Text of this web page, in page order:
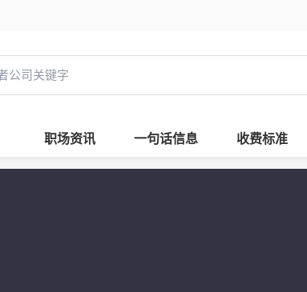
职场资讯 一句话信息 收费标准